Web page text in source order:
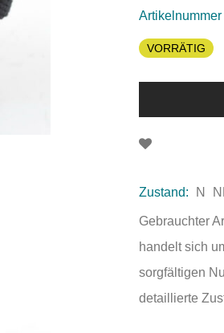
Artikelnummer
VORRÄTIG
Zustand: N
Gebrauchter
handelt sich
sorgfältigen
detaillierte